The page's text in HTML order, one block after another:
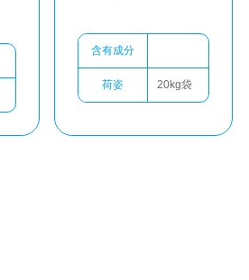
含有成分
荷姿 20kg袋